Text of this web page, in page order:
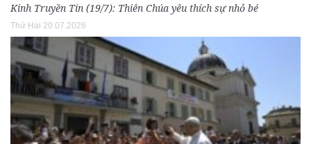
Kinh Truyền Tin (19/7): Thiên Chúa yêu thích sự nhỏ bé
Thứ Hai 20.07.2026